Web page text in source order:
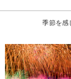
季節を感